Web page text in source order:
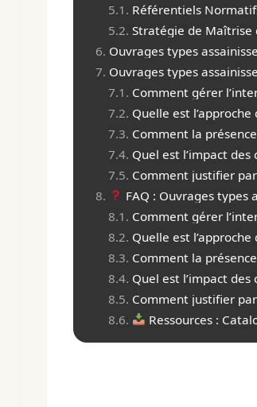
Référentiels
Stratégie de Maîtrise
Ouvrages types
Ouvrages types
Comment gérer
Quelle est
Comment la
Quel est l’impact
Comment justifier
FAQ : Ouvrages types
Comment gérer
Quelle est
Comment la
Quel est l’impact
Comment justifier
Ressources :